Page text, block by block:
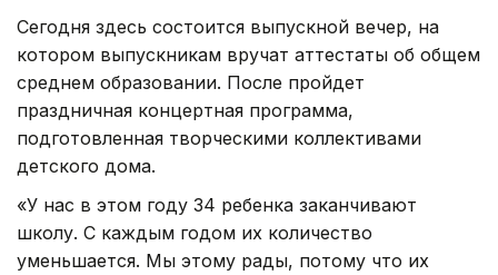
Сегодня здесь состоится выпускной вечер, на
котором выпускникам вручат аттестаты об общем
среднем образовании. После пройдет
праздничная концертная программа,
подготовленная творческими коллективами
детского дома.
«У нас в этом году 34 ребенка заканчивают
школу. С каждым годом их количество
уменьшается. Мы этому рады, потому что их